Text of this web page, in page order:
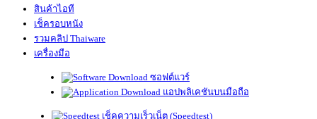
สินค้าไอที
เช็ครอบหนัง
รวมคลิป Thaiware
เครื่องมือ
ซอฟต์แวร์
แอปพลิเคชันบนมือถือ
เช็คความเร็วเน็ต (Speedtest)